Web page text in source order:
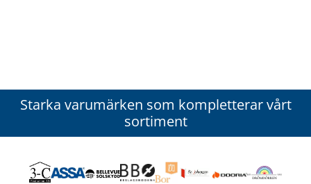
Starka varumärken som kompletterar vårt
sortiment